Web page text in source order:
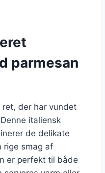
parmesan
der har vundet
italiensk
de delikate
rige smag af
er perfekt til både